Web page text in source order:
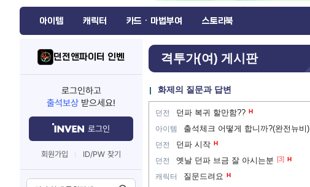
아이템 캐릭터 카드 · 마법부여 스토리북
던전앤파이터 인벤
로그인하고
출석보상 받으세요!
로그인
회원가입 ID/PW 찾기
격투가(여) 게시판
화제의 질문과 답변
던전 던파 복귀 할만함?? H
아이템 출석체크 어떻게 합니까?(완전뉴비)
던전 던파 시작 H
던전 옛날 던파 브금 잘 아시는분 [3] H
캐릭터 질문드려요 H